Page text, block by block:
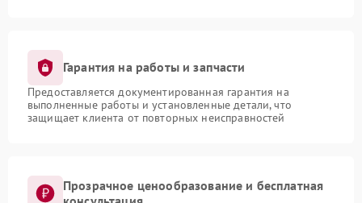
Гарантия на работы и запчасти
Предоставляется документированная гарантия на
выполненные работы и установленные детали, что
защищает клиента от повторных неисправностей
Прозрачное ценообразование и бесплатная